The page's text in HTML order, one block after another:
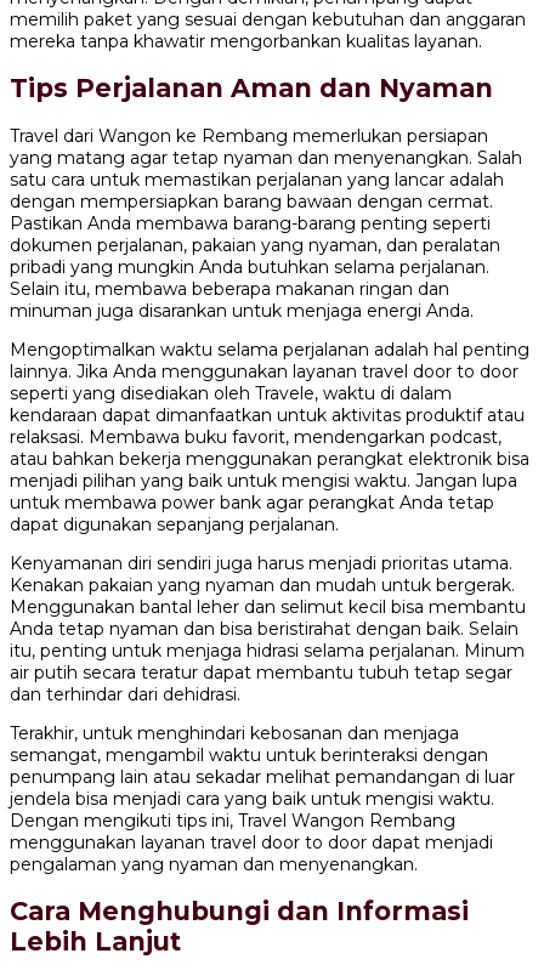
memilih paket yang sesuai dengan kebutuhan dan anggaran
mereka tanpa khawatir mengorbankan kualitas layanan.
Tips Perjalanan Aman dan Nyaman
Travel dari Wangon ke Rembang memerlukan persiapan
yang matang agar tetap nyaman dan menyenangkan. Salah
satu cara untuk memastikan perjalanan yang lancar adalah
dengan mempersiapkan barang bawaan dengan cermat.
Pastikan Anda membawa barang-barang penting seperti
dokumen perjalanan, pakaian yang nyaman, dan peralatan
pribadi yang mungkin Anda butuhkan selama perjalanan.
Selain itu, membawa beberapa makanan ringan dan
minuman juga disarankan untuk menjaga energi Anda.
Mengoptimalkan waktu selama perjalanan adalah hal penting
lainnya. Jika Anda menggunakan layanan travel door to door
seperti yang disediakan oleh Travele, waktu di dalam
kendaraan dapat dimanfaatkan untuk aktivitas produktif atau
relaksasi. Membawa buku favorit, mendengarkan podcast,
atau bahkan bekerja menggunakan perangkat elektronik bisa
menjadi pilihan yang baik untuk mengisi waktu. Jangan lupa
untuk membawa power bank agar perangkat Anda tetap
dapat digunakan sepanjang perjalanan.
Kenyamanan diri sendiri juga harus menjadi prioritas utama.
Kenakan pakaian yang nyaman dan mudah untuk bergerak.
Menggunakan bantal leher dan selimut kecil bisa membantu
Anda tetap nyaman dan bisa beristirahat dengan baik. Selain
itu, penting untuk menjaga hidrasi selama perjalanan. Minum
air putih secara teratur dapat membantu tubuh tetap segar
dan terhindar dari dehidrasi.
Terakhir, untuk menghindari kebosanan dan menjaga
semangat, mengambil waktu untuk berinteraksi dengan
penumpang lain atau sekadar melihat pemandangan di luar
jendela bisa menjadi cara yang baik untuk mengisi waktu.
Dengan mengikuti tips ini, Travel Wangon Rembang
menggunakan layanan travel door to door dapat menjadi
pengalaman yang nyaman dan menyenangkan.
Cara Menghubungi dan Informasi
Lebih Lanjut